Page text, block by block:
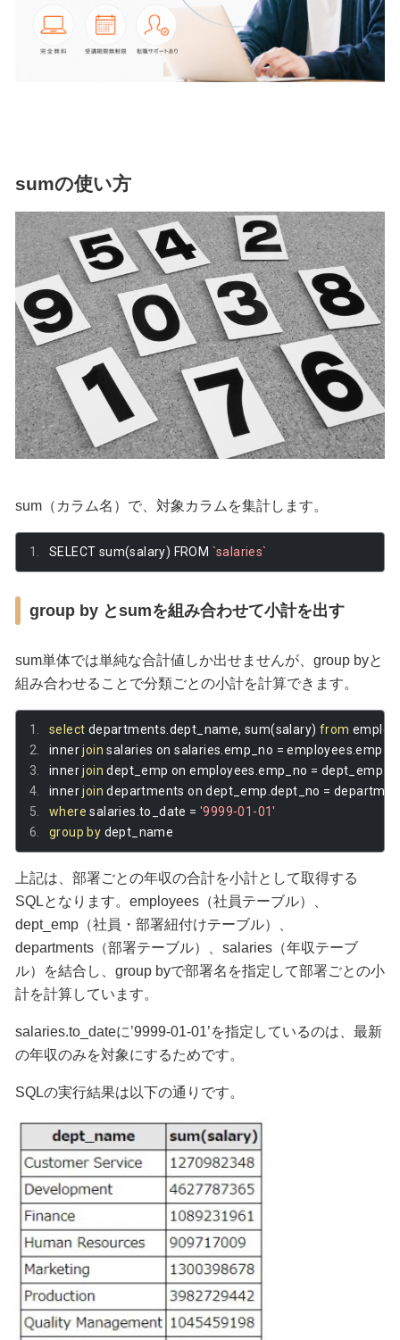
sumの使い方
sum（カラム名）で、対象カラムを集計します。
SELECT sum(salary) FROM `salaries`
group by とsumを組み合わせて小計を出す
sum単体では単純な合計値しか出せませんが、group byと
組み合わせることで分類ごとの小計を計算できます。
select departments dept_name, sum(salary) from
inner join salaries on salaries emp_no = employees .
inner join dept_emp on employees .emp_no = dept_emp
inner join departments on dept_emp .dept_no =
where salaries .to_date = '9999-01-01'
group by dept_name
上記は、部署ごとの年収の合計を小計として取得する
SQLとなります。employees（社員テーブル）、
dept_emp（社員・部署紐付けテーブル）、
departments（部署テーブル）、salaries（年収テーブ
ル）を結合し、group byで部署名を指定して部署ごとの小
計を計算しています。
salaries.to_dateに’9999-01-01’を指定しているのは、最新
の年収のみを対象にするためです。
SQLの実行結果は以下の通りです。